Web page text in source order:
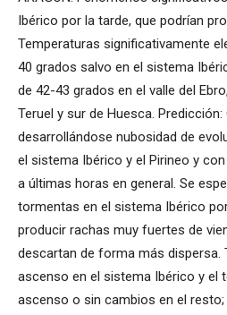
Ibérico por la tarde, que podrían
Temperaturas significativamente
40 grados salvo en el sistema
de 42-43 grados en el valle del
Teruel y sur de Huesca. Predicción:
desarrollándose nubosidad de
el sistema Ibérico y el Pirineo y
a últimas horas en general. Se
tormentas en el sistema Ibérico
producir rachas muy fuertes de
descartan de forma más dispersa.
ascenso en el sistema Ibérico y el
ascenso o sin cambios en el